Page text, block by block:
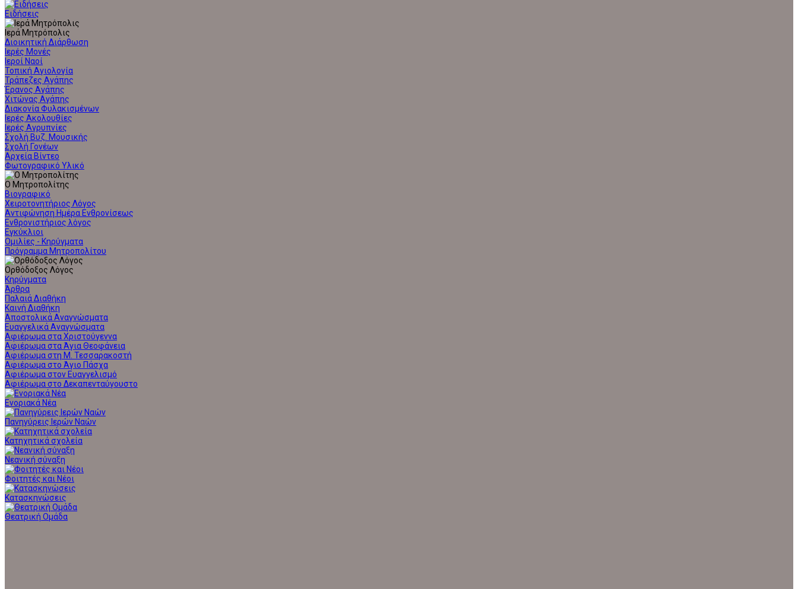
Ειδήσεις
Ιερά Μητρόπολις
Διοικητική Διάρθωση
Ιερές Μονές
Ιεροί Ναοί
Τοπική Αγιολογία
Τράπεζες Αγάπης
Έρανος Αγάπης
Χιτώνας Αγάπης
Διακονία Φυλακισμένων
Ιερές Ακολουθίες
Ιερές Αγρυπνίες
Σχολή Βυζ. Μουσικής
Σχολή Γονέων
Αρχεία Βίντεο
Φωτογραφικό Υλικό
Ο Μητροπολίτης
Βιογραφικό
Χειροτονητήριος Λόγος
Αντιφώνηση Ημέρα Ενθρονίσεως
Ενθρονιστήριος λόγος
Εγκύκλιοι
Ομιλίες - Κηρύγματα
Πρόγραμμα Μητροπολίτου
Ορθόδοξος Λόγος
Κηρύγματα
Άρθρα
Παλαιά Διαθήκη
Καινή Διαθήκη
Αποστολικά Αναγνώσματα
Ευαγγελικά Αναγνώσματα
Αφιέρωμα στα Χριστούγεννα
Αφιέρωμα στα Άγια Θεοφάνεια
Αφιέρωμα στη Μ. Τεσσαρακοστή
Αφιέρωμα στο Άγιο Πάσχα
Αφιέρωμα στον Ευαγγελισμό
Αφιέρωμα στο Δεκαπενταύγουστο
Ενοριακά Νέα
Πανηγύρεις Ιερών Ναών
Κατηχητικά σχολεία
Νεανική σύναξη
Φοιτητές και Νέοι
Κατασκηνώσεις
Θεατρική Ομάδα